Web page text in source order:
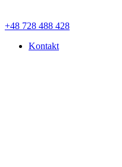
+48 728 488 428
Kontakt